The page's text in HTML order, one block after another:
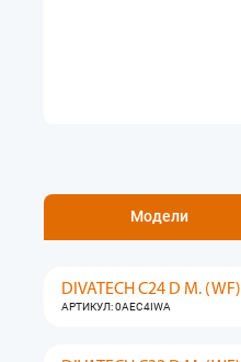
Модели
DIVATECH C24 D M. (WF)
АРТИКУЛ: 0AEC4IWA